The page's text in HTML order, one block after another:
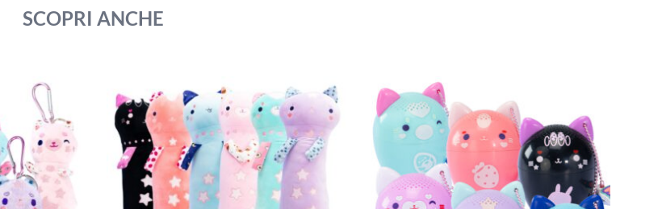
SCOPRI ANCHE